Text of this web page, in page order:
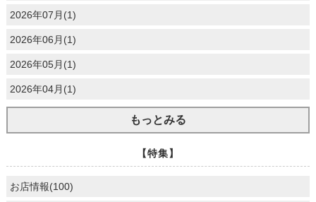
2026年07月(1)
2026年06月(1)
2026年05月(1)
2026年04月(1)
もっとみる
【特集】
お店情報(100)